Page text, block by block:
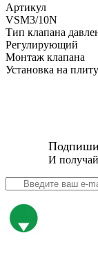
Артикул
VSM3/10N
Тип клапана
Регулирующий
Монтаж клапана
Установка на плиту
И